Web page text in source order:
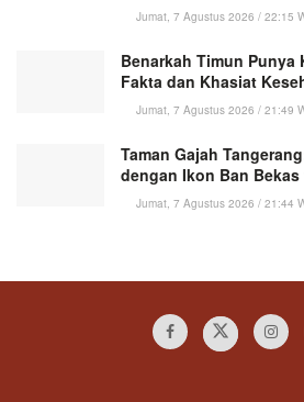
Jumat, 7 Agustus 2026 / 22:15
Benarkah Timun Punya
Fakta dan Khasiat
Jumat, 7 Agustus 2026 / 21:49
Taman Gajah
dengan Ikon Ban
Jumat, 7 Agustus 2026 / 21:44